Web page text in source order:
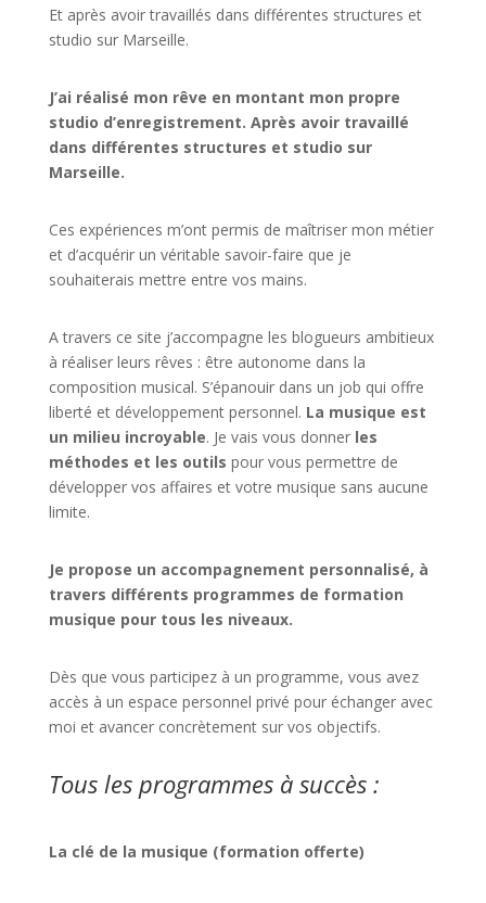
Et après avoir travaillés dans différentes structures et
studio sur Marseille.
J’ai réalisé mon rêve en montant mon propre
studio d’enregistrement. Après avoir travaillé
dans différentes structures et studio sur
Marseille.
Ces expériences m’ont permis de maîtriser mon métier
et d’acquérir un véritable savoir-faire que je
souhaiterais mettre entre vos mains.
A travers ce site j’accompagne les blogueurs ambitieux
à réaliser leurs rêves : être autonome dans la
composition musical. S’épanouir dans un job qui offre
liberté et développement personnel. La musique est
un milieu incroyable. Je vais vous donner les
méthodes et les outils pour vous permettre de
développer vos affaires et votre musique sans aucune
limite.
Je propose un accompagnement personnalisé, à
travers différents programmes de formation
musique pour tous les niveaux.
Dès que vous participez à un programme, vous avez
accès à un espace personnel privé pour échanger avec
moi et avancer concrètement sur vos objectifs.
Tous les programmes à succès :
La clé de la musique (formation offerte)